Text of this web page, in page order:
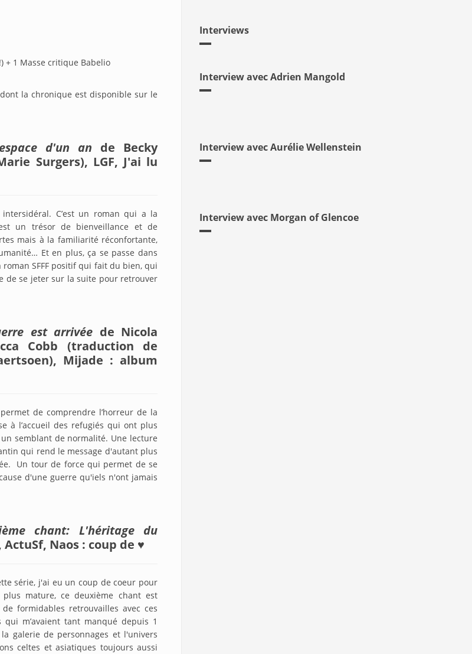
+ 1 Masse critique Babelio
la chronique est disponible sur le
d'un an de Becky
Surgers), LGF, J'ai lu
C’est un roman qui a la
un trésor de bienveillance et de
mais à la familiarité réconfortante,
Et en plus, ça se passe dans
SFFF positif qui fait du bien, qui
de se jeter sur la suite pour retrouver
est arrivée de Nicola
Cobb (traduction de
Mijade : album
de comprendre l’horreur de la
à l’accueil des refugiés qui ont plus
semblant de normalité. Une lecture
qui rend le message d'autant plus
Un tour de force qui permet de se
d'une guerre qu'iels n'ont jamais
chant: L'héritage du
Naos : coup de ♥
série, j'ai eu un coup de coeur pour
mature, ce deuxième chant est
formidables retrouvailles avec ces
m’avaient tant manqué depuis 1
galerie de personnages et l'univers
celtes et asiatiques toujours aussi
Interviews
Interview avec Adrien Mangold
Interview avec Aurélie Wellenstein
Interview avec Morgan of Glencoe